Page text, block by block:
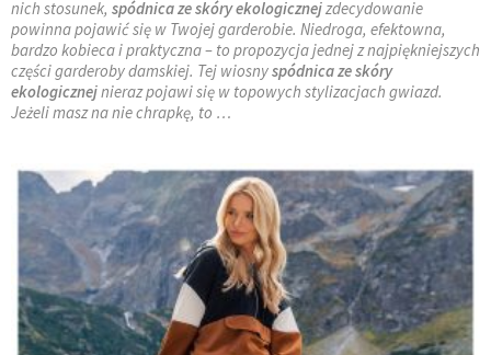
nich stosunek, spódnica ze skóry ekologicznejzdecydowanie
powinna pojawić się w Twojej garderobie. Niedroga, efektowna,
bardzo kobieca i praktyczna – to propozycja jednej z najpiękniejszych
części garderoby damskiej. Tej wiosnyspódnica ze skóry
ekologicznejnieraz pojawi się w topowych stylizacjach gwiazd.
Jeżeli masz na nie chrapkę, to …